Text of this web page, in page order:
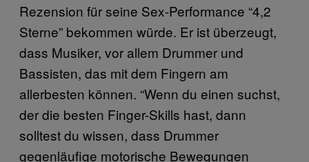
Rezension für seine Sex-Performance “4,2
Sterne” bekommen würde. Er ist überzeugt,
dass Musiker, vor allem Drummer und
Bassisten, das mit dem Fingern am
allerbesten können. “Wenn du einen suchst,
der die besten Finger-Skills hast, dann
solltest du wissen, dass Drummer
gegenläufige motorische Bewegungen